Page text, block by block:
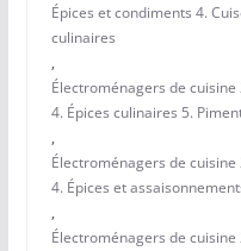
Épices et condiments 4.
culinaires
,
Électroménagers de cuisine
4. Épices culinaires 5.
,
Électroménagers de cuisine
4. Épices et
,
Électroménagers de cuisine